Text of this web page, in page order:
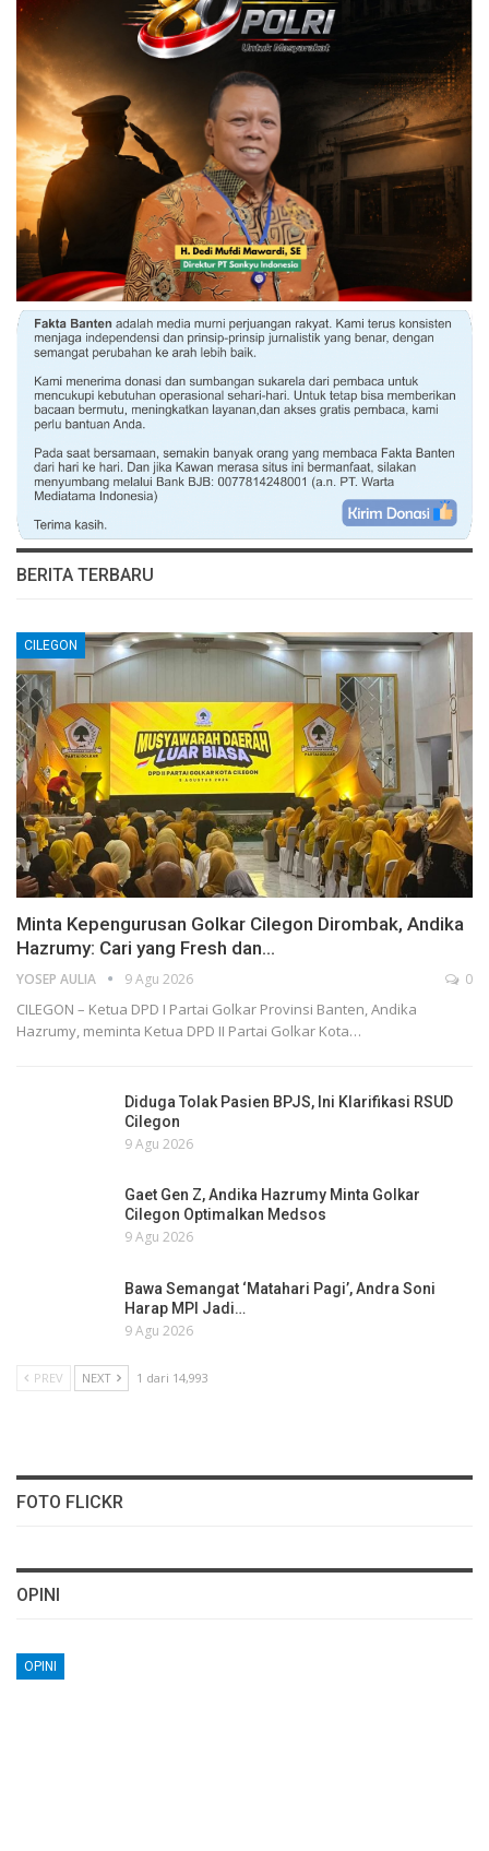
BERITA TERBARU
CILEGON
Minta Kepengurusan Golkar Cilegon Dirombak, Andika
Hazrumy: Cari yang Fresh dan…
YOSEP AULIA 9 Agu 2026 0
CILEGON – Ketua DPD I Partai Golkar Provinsi Banten, Andika
Hazrumy, meminta Ketua DPD II Partai Golkar Kota…
Diduga Tolak Pasien BPJS, Ini Klarifikasi RSUD
Cilegon
9 Agu 2026
Gaet Gen Z, Andika Hazrumy Minta Golkar
Cilegon Optimalkan Medsos
9 Agu 2026
Bawa Semangat ‘Matahari Pagi’, Andra Soni
Harap MPI Jadi…
9 Agu 2026
PREV NEXT 1 dari 14,993
FOTO FLICKR
OPINI
OPINI